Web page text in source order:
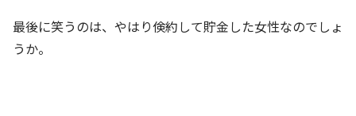
最後に笑うのは、やはり倹約して貯金した女性なのでしょ
うか。